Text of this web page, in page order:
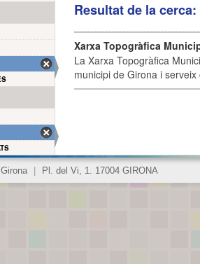
Resultat de la
Xarxa Topogràfica
La Xarxa Topogràfica
municipi de Girona i
Pl. del Vi, 1. 17004 GIRONA